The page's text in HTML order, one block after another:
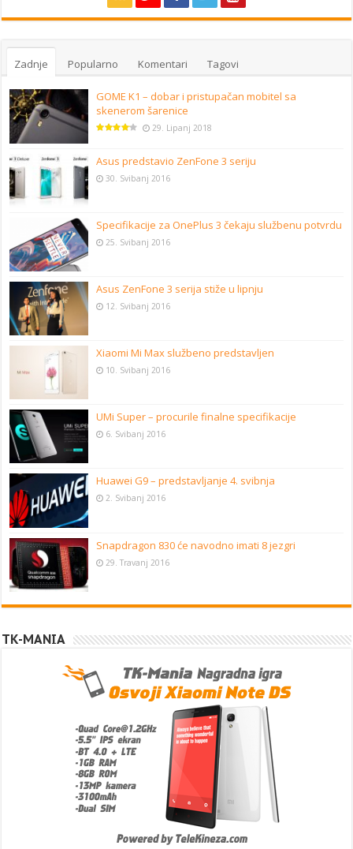
Zadnje Popularno Komentari Tagovi
GOME K1 – dobar i pristupačan mobitel sa
skenerom šarenice
29. Lipanj 2018
Asus predstavio ZenFone 3 seriju
30. Svibanj 2016
Specifikacije za OnePlus 3 čekaju službenu potvrdu
25. Svibanj 2016
Asus ZenFone 3 serija stiže u lipnju
12. Svibanj 2016
Xiaomi Mi Max službeno predstavljen
10. Svibanj 2016
UMi Super – procurile finalne specifikacije
6. Svibanj 2016
Huawei G9 – predstavljanje 4. svibnja
2. Svibanj 2016
Snapdragon 830 će navodno imati 8 jezgri
29. Travanj 2016
TK-MANIA